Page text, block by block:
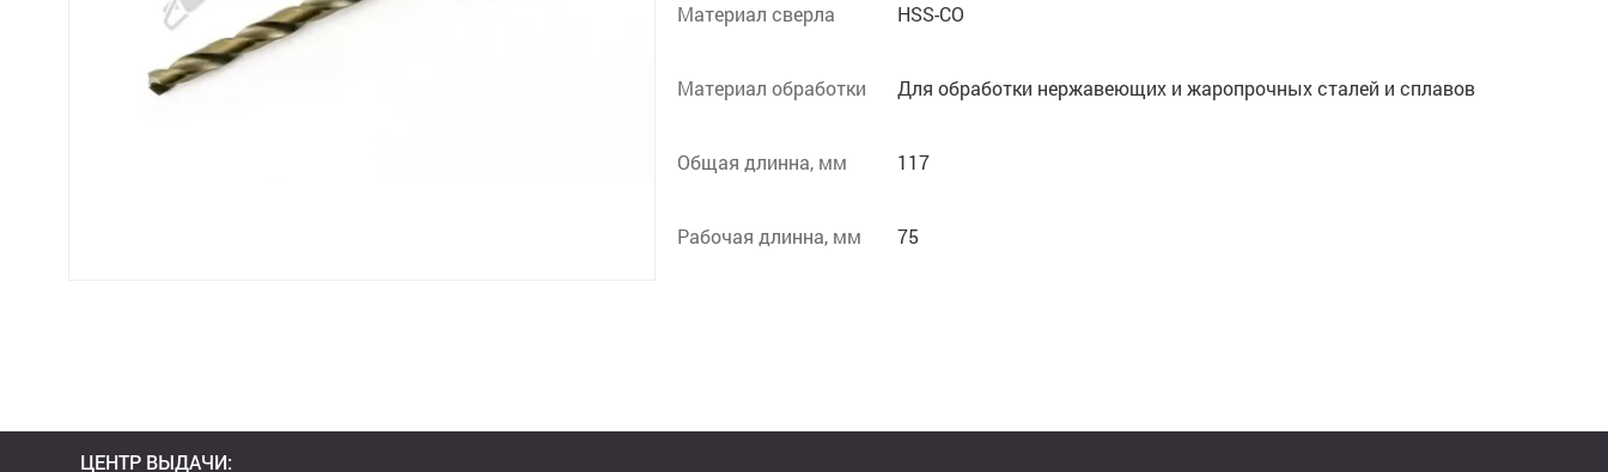
Материал сверла
HSS-CO
Материал обработки Для обработки нержавеющих и жаропрочных сталей и сплавов
Общая длинна, мм 117
Рабочая длинна, мм 75
ЦЕНТР ВЫДАЧИ: